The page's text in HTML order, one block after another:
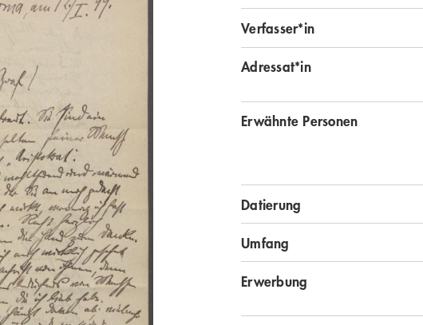
Verfasser*in
Adressat*in
Erwähnte Personen
Datierung
Umfang
Erwerbung